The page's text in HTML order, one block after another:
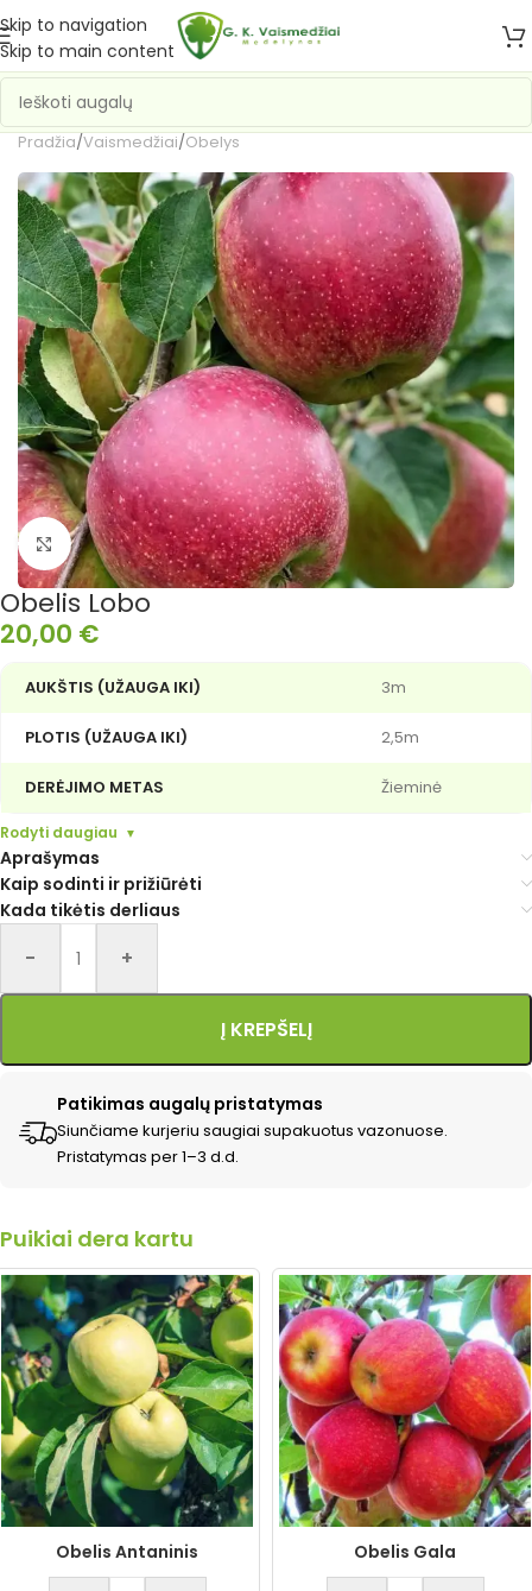
Skip to navigation
Skip to main content
Pradžia/Vaismedžiai/Obelys
Išdidinti nuotrauką
Obelis Lobo
20,00 €
AUKŠTIS (UŽAUGA IKI) 3m
PLOTIS (UŽAUGA IKI) 2,5m
DERĖJIMO METAS Žieminė
Rodyti daugiau
Aprašymas
Kaip sodinti ir prižiūrėti
Kada tikėtis derliaus
- +
Į KREPŠELĮ
Patikimas augalų pristatymas
Siunčiame kurjeriu saugiai supakuotus vazonuose.
Pristatymas per 1–3 d.d.
Puikiai dera kartu
Obelis Antaninis Obelis Gala